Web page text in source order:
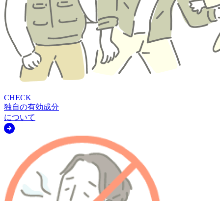
CHECK
独自の有効成分
について